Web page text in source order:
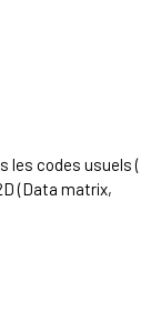
les codes usuels (
(Data matrix,